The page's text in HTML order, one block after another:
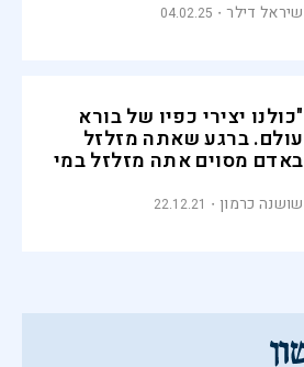
שיראל דילר 04.02.25
"כולנו יצירי כפיו של בורא
עולם. ברגע שאתה מזלזל
באדם מסוים אתה מזלזל במי
והיוצרת דגה פדר
שושנה כרמון 22.12.21